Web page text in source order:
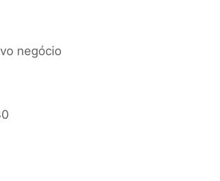
negócio